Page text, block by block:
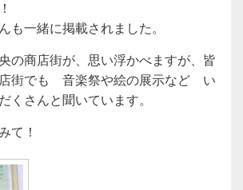
も一緒に掲載されました。
の商店街が、思い浮かべますが、皆
街でも 音楽祭や絵の展示など い
くさんと聞いています。
て！